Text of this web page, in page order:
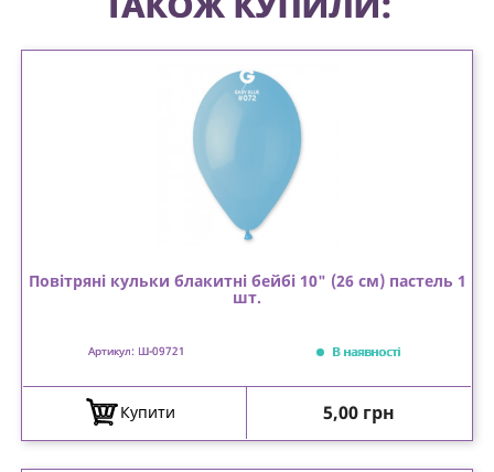
Повітряні кульки блакитні бейбі 10" (26 см) пастель 1
шт.
Артикул: Ш-09721 В наявності
Купити Ціна
5,00 грн